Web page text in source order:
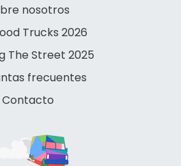
nosotros
Trucks 2026
The Street 2025
frecuentes
Contacto